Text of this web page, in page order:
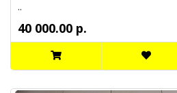
..
40 000.00 р.